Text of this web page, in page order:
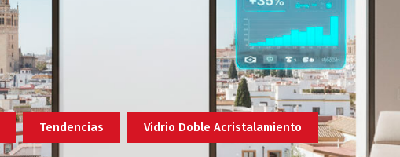
Tendencias Vidrio Doble Acristalamiento